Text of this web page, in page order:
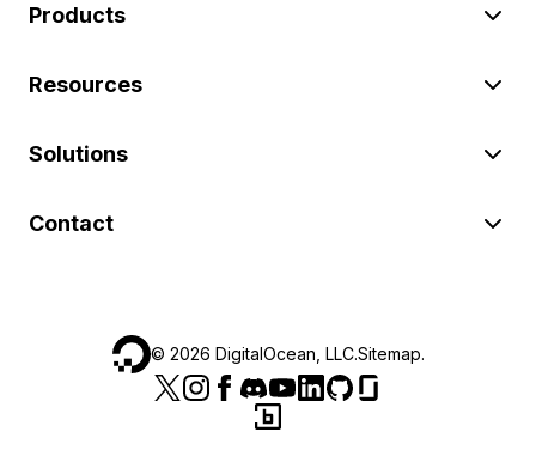
Products
Resources
Solutions
Contact
© 2026 DigitalOcean, LLC.Sitemap.